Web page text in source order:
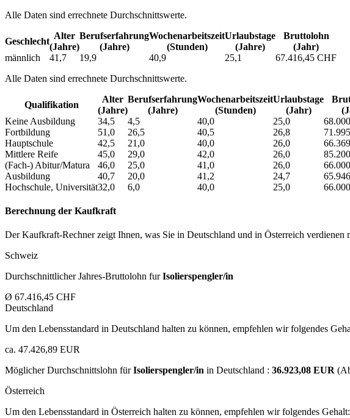
Alle Daten sind errechnete Durchschnittswerte.
Geschlecht
Alter
(Jahre)
Berufs­erfahrung
(Jahre)
Wochen­arbeitszeit
(Stunden)
Urlaubs­tage
(Jahre)
Bruttolohn
(Jahr)
männlich
41,7 19,9 40,9 25,1
67.416,45 CHF
Alle Daten sind errechnete Durchschnittswerte.
Qualifikation
Alter
(Jahre)
Berufs­erfahrung
(Jahre)
Wochen­arbeitszeit
(Stunden)
Urlaubs­tage
(Jahr)
Keine Ausbildung
34,5 4,5 40,0 25,0
Fortbildung
51,0 26,5 40,5 26,8
Hauptschule
42,5 21,0 40,0 26,0
Mittlere Reife
45,0 29,0 42,0 26,0
(Fach-) Abitur/Matura
46,0 25,0 41,0 26,0
Ausbildung
40,7 20,0 41,2 24,7
Hochschule, Universität32,0 6,0 40,0 25,0
Berechnung der Kaufkraft
Der Kaufkraft-Rechner zeigt Ihnen, was Sie in Deutschland und in Österreich
Schweiz
Durchschnittlicher Jahres-Bruttolohn furIsolierspengler/in
Ø 67.416,45 CHF
Deutschland
Um den Lebensstandard in Deutschland halten zu können, empfehlen wir folgendes
ca. 47.426,89 EUR
Möglicher Durchschnittslohn fürIsolierspengler/in in Deutschland : 36.923,08 EUR
Österreich
Um den Lebensstandard in Österreich halten zu können, empfehlen wir folgendes Gehalt: